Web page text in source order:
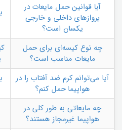
آیا قوانین حمل مایعات در
پروازهای داخلی و خارجی
یکسان است؟
چه نوع کیسه‌ای برای حمل
مایعات مناسب است؟
آیا می‌توانم کرم ضد آفتاب را در
هواپیما حمل کنم؟
چه مایعاتی به طور کلی در
هواپیما غیرمجاز هستند؟